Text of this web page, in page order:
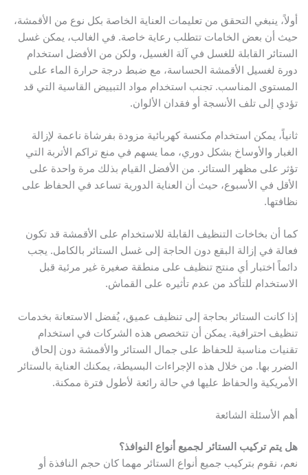
ينبغي التحقق من تعليمات العناية الخاصة بكل نوع من الأقمشة،
أن بعض الخامات تتطلب رعاية خاصة. في الغالب، يمكن غسل
القابلة للغسل في آلة الغسيل، ولكن من الأفضل استخدام
لغسيل الأقمشة الحساسة، مع ضبط درجة حرارة الماء على
المناسب. تجنب استخدام مواد التبييض القاسية التي قد
إلى تلف الأنسجة أو فقدان الألوان.
يمكن استخدام مكنسة كهربائية مزودة بفرشاة ناعمة لإزالة
والأوساخ بشكل دوري، مما يسهم في منع تراكم الأتربة التي
على مظهر الستائر. من الأفضل القيام بذلك مرة واحدة على
في الأسبوع، حيث أن العناية الدورية تساعد في الحفاظ على
أن بخاخات التنظيف القابلة للاستخدام على الأقمشة قد تكون
في إزالة البقع دون الحاجة إلى غسل الستائر بالكامل. يجب
اختبار أي منتج تنظيف على منطقة صغيرة غير مرئية قبل
للتأكد من عدم تأثيره على القماش.
كانت الستائر بحاجة إلى تنظيف عميق، يُفضل الاستعانة بخدمات
احترافية. يمكن أن تتخصص هذه الشركات في استخدام
مناسبة للحفاظ على جمال الستائر والأقمشة دون إلحاق
بها. من خلال هذه الإجراءات البسيطة، يمكنك العناية بالستائر
والحفاظ عليها في حالة رائعة لأطول فترة ممكنة.
الأسئلة الشائعة
يتم تركيب الستائر لجميع أنواع النوافذ؟
نقوم بتركيب جميع أنواع الستائر مهما كان حجم النافذة أو